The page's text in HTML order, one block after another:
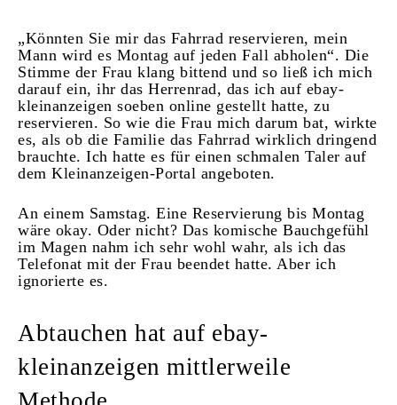
„Könnten Sie mir das Fahrrad reservieren, mein
Mann wird es Montag auf jeden Fall abholen“. Die
Stimme der Frau klang bittend und so ließ ich mich
darauf ein, ihr das Herrenrad, das ich auf ebay-
kleinanzeigen soeben online gestellt hatte, zu
reservieren. So wie die Frau mich darum bat, wirkte
es, als ob die Familie das Fahrrad wirklich dringend
brauchte. Ich hatte es für einen schmalen Taler auf
dem Kleinanzeigen-Portal angeboten.
An einem Samstag. Eine Reservierung bis Montag
wäre okay. Oder nicht? Das komische Bauchgefühl
im Magen nahm ich sehr wohl wahr, als ich das
Telefonat mit der Frau beendet hatte. Aber ich
ignorierte es.
Abtauchen hat auf ebay-
kleinanzeigen mittlerweile